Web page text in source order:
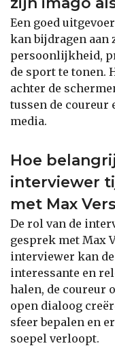
Een goed
kan bijdragen aan
persoonlijkheid,
de sport te tonen.
achter de
tussen de coureur
media.
Hoe
interviewer
met Max
De rol van de
gesprek met Max
interviewer kan
interessante en
halen, de coureur
open dialoog
sfeer bepalen en
soepel verloopt.